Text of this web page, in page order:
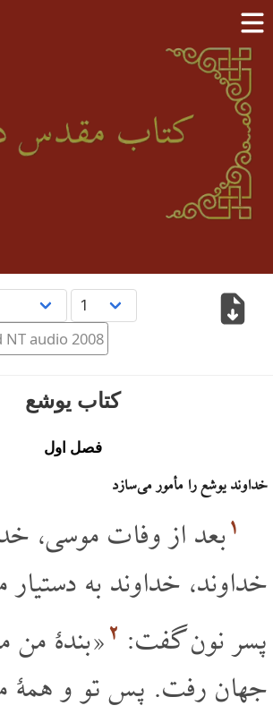
Balochi · Hazaragi · Turkmen
audio 2008
کتاب یوشع
فصل اول
خداوند یوشع را مأمور می سازد
۱ بعد از وفات موسی،
خداوند، خداوند به
پسر نون گفت: ۲ «بندۀ من
جهان رفت. پس تو و همۀ